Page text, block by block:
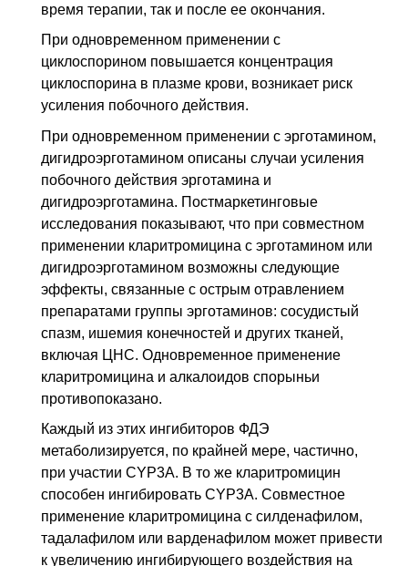
время терапии, так и после ее окончания.
При одновременном применении с
циклоспорином повышается концентрация
циклоспорина в плазме крови, возникает риск
усиления побочного действия.
При одновременном применении с эрготамином,
дигидроэрготамином описаны случаи усиления
побочного действия эрготамина и
дигидроэрготамина. Постмаркетинговые
исследования показывают, что при совместном
применении кларитромицина с эрготамином или
дигидроэрготамином возможны следующие
эффекты, связанные с острым отравлением
препаратами группы эрготаминов: сосудистый
спазм, ишемия конечностей и других тканей,
включая ЦНС. Одновременное применение
кларитромицина и алкалоидов спорыньи
противопоказано.
Каждый из этих ингибиторов ФДЭ
метаболизируется, по крайней мере, частично,
при участии CYP3A. В то же кларитромицин
способен ингибировать CYP3A. Совместное
применение кларитромицина с силденафилом,
тадалафилом или варденафилом может привести
к увеличению ингибирующего воздействия на